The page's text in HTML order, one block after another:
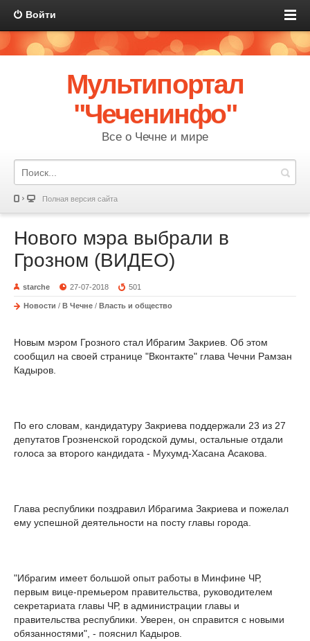
Войти
Мультипортал
"Чеченинфо"
Все о Чечне и мире
Полная версия сайта
Нового мэра выбрали в
Грозном (ВИДЕО)
starche 27-07-2018 501
Новости / В Чечне / Власть и общество
Новым мэром Грозного стал Ибрагим Закриев. Об этом
сообщил на своей странице "Вконтакте" глава Чечни Рамзан
Кадыров.
По его словам, кандидатуру Закриева поддержали 23 из 27
депутатов Грозненской городской думы, остальные отдали
голоса за второго кандидата - Мухумд-Хасана Асакова.
Глава республики поздравил Ибрагима Закриева и пожелал
ему успешной деятельности на посту главы города.
"Ибрагим имеет большой опыт работы в Минфине ЧР,
первым вице-премьером правительства, руководителем
секретариата главы ЧР, в администрации главы и
правительства республики. Уверен, он справится с новыми
обязанностями", - пояснил Кадыров.